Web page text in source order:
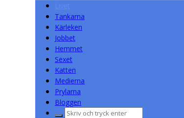
Tankarna
Kärleken
Jobbet
Hemmet
Sexet
Katten
Medierna
Prylarna
Bloggen
Sök